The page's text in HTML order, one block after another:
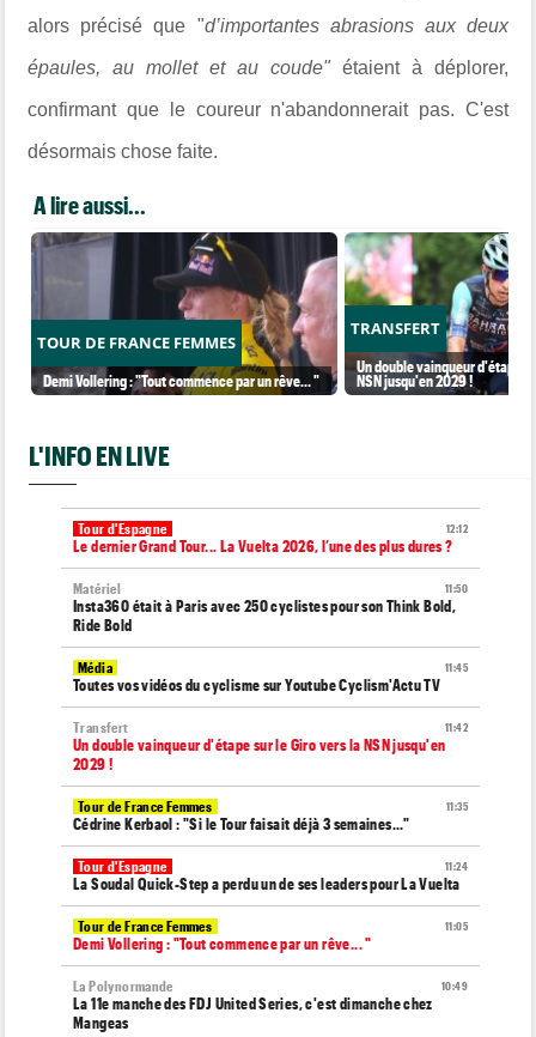
alors précisé que "d’importantes abrasions aux deux
épaules, au mollet et au coude"étaient à déplorer,
confirmant que le coureur n'abandonnerait pas. C'est
désormais chose faite.
A lire aussi...
TOUR DE FRANCE FEMMES
Demi Vollering : "Tout commence par un rêve... "
TRANSFERT
Un double vainqueur d'étape
NSN jusqu'en 2029 !
L'INFO EN LIVE
12:12
Tour d'Espagne
Le dernier Grand Tour... La Vuelta 2026, l’une des plus dures ?
11:50
Matériel
Insta360 était à Paris avec 250 cyclistes pour son Think Bold,
Ride Bold
11:45
Média
Toutes vos vidéos du cyclisme sur Youtube Cyclism'Actu TV
11:42
Transfert
Un double vainqueur d'étape sur le Giro vers la NSN jusqu'en
2029 !
11:35
Tour de France Femmes
Cédrine Kerbaol : "Si le Tour faisait déjà 3 semaines..."
11:24
Tour d'Espagne
La Soudal Quick-Step a perdu un de ses leaders pour La Vuelta
11:05
Tour de France Femmes
Demi Vollering : "Tout commence par un rêve... "
10:49
La Polynormande
La 11e manche des FDJ United Series, c'est dimanche chez
Mangeas